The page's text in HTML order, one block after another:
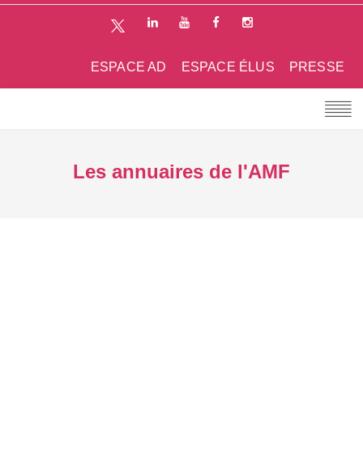
PRESSE
ESPACE ÉLUS
ESPACE AD
Les annuaires de l'AMF